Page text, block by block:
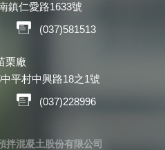
鎮仁愛路1633號
(037)581513
栗廠
平村中興路18之1號
(037)228996
混凝土股份有限公司